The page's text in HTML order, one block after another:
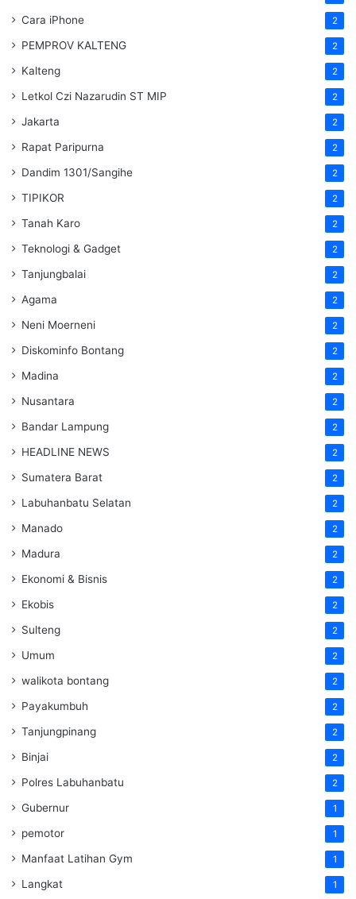
Cara iPhone 2
PEMPROV KALTENG 2
Kalteng 2
Letkol Czi Nazarudin ST MIP 2
Jakarta 2
Rapat Paripurna 2
Dandim 1301/Sangihe 2
TIPIKOR 2
Tanah Karo 2
Teknologi & Gadget 2
Tanjungbalai 2
Agama 2
Neni Moerneni 2
Diskominfo Bontang 2
Madina 2
Nusantara 2
Bandar Lampung 2
HEADLINE NEWS 2
Sumatera Barat 2
Labuhanbatu Selatan 2
Manado 2
Madura 2
Ekonomi & Bisnis 2
Ekobis 2
Sulteng 2
Umum 2
walikota bontang 2
Payakumbuh 2
Tanjungpinang 2
Binjai 2
Polres Labuhanbatu 2
Gubernur 1
pemotor 1
Manfaat Latihan Gym 1
Langkat 1